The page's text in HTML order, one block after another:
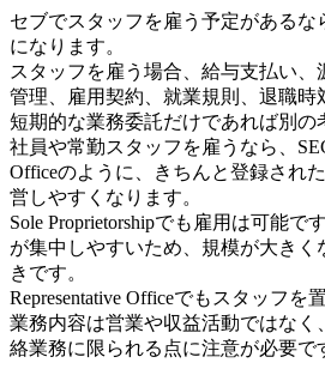
セブでスタッフを雇う予定がある
になります。
スタッフを雇う場合、給与支払い、
管理、雇用契約、就業規則、退職時
短期的な業務委託だけであれば別の
社員や常勤スタッフを雇うなら、
Officeのように、きちんと登録され
営しやすくなります。
Sole Proprietorshipでも雇用は可能で
が集中しやすいため、規模が大き
きです。
Representative Officeでもスタッフを
業務内容は営業や収益活動ではなく
絡業務に限られる点に注意が必要で